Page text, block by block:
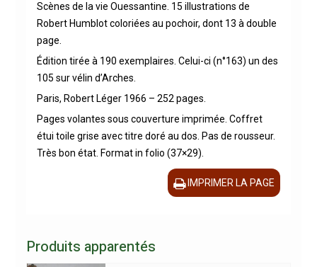
Scènes de la vie Ouessantine. 15 illustrations de
Robert Humblot coloriées au pochoir, dont 13 à double
page.
Édition tirée à 190 exemplaires. Celui-ci (n°163) un des
105 sur vélin d’Arches.
Paris, Robert Léger 1966 – 252 pages.
Pages volantes sous couverture imprimée. Coffret
étui toile grise avec titre doré au dos. Pas de rousseur.
Très bon état. Format in folio (37×29).
IMPRIMER LA PAGE
Produits apparentés